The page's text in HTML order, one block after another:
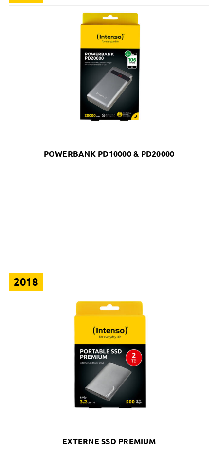
POWERBANK PD10000 & PD20000
2018
EXTERNE SSD PREMIUM